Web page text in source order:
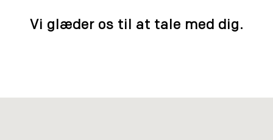
Vi glæder os til at tale med dig.